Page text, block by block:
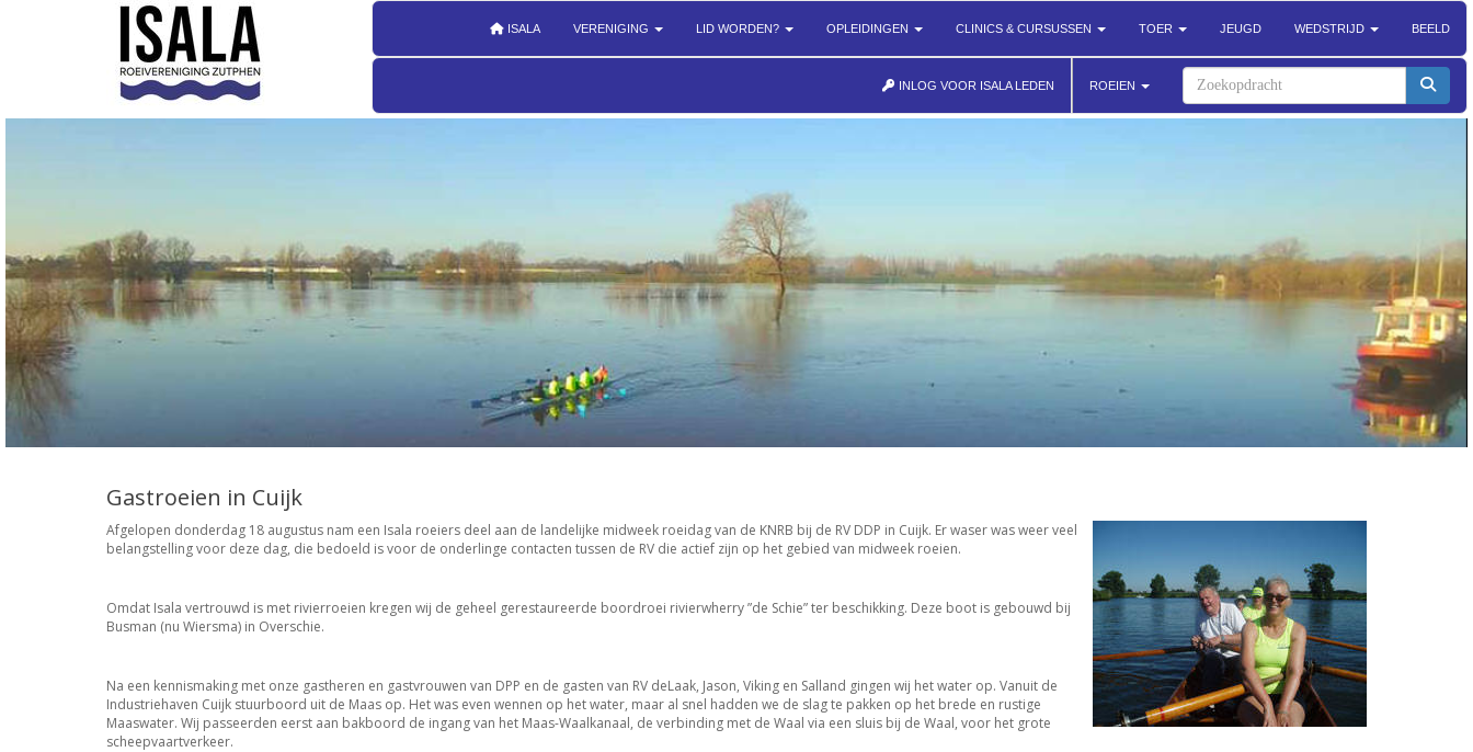
ISALA VERENIGING LID WORDEN? OPLEIDINGEN CLINICS & CURSUSSEN TOER JEUGD WEDSTRIJD BEELD
INLOG VOOR ISALA LEDEN ROEIEN
Gastroeien in Cuijk
Afgelopen donderdag 18 augustus nam een Isala roeiers deel aan de landelijke midweek roeidag van de KNRB bij de RV DDP in Cuijk. Er waser was weer veel
belangstelling voor deze dag, die bedoeld is voor de onderlinge contacten tussen de RV die actief zijn op het gebied van midweek roeien.
Omdat Isala vertrouwd is met rivierroeien kregen wij de geheel gerestaureerde boordroei rivierwherry ”de Schie” ter beschikking. Deze boot is gebouwd bij
Busman (nu Wiersma) in Overschie.
Na een kennismaking met onze gastheren en gastvrouwen van DPP en de gasten van RV deLaak, Jason, Viking en Salland gingen wij het water op. Vanuit de
Industriehaven Cuijk stuurboord uit de Maas op. Het was even wennen op het water, maar al snel hadden we de slag te pakken op het brede en rustige
Maaswater. Wij passeerden eerst aan bakboord de ingang van het Maas-Waalkanaal, de verbinding met de Waal via een sluis bij de Waal, voor het grote
scheepvaartverkeer.